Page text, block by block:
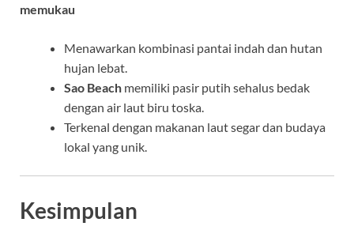
memukau
Menawarkan kombinasi pantai indah dan hutan
hujan lebat.
Sao Beach memiliki pasir putih sehalus bedak
dengan air laut biru toska.
Terkenal dengan makanan laut segar dan budaya
lokal yang unik.
Kesimpulan